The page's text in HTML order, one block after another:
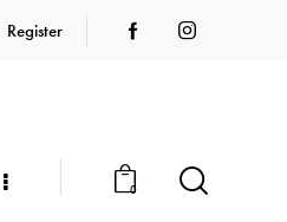
Register
0